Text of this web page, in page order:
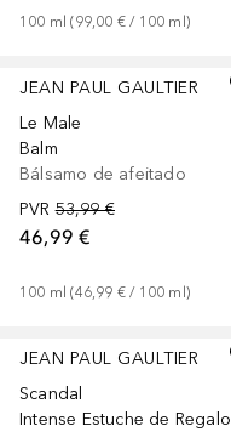
100 ml (99,00 € / 100 ml )
JEAN PAUL GAULTIER
Le Male
Balm
Bálsamo de afeitado
PVR 53,99 €
46,99 €
100 ml (46,99 € / 100 ml )
JEAN PAUL GAULTIER
Scandal
Intense Estuche de Regalo